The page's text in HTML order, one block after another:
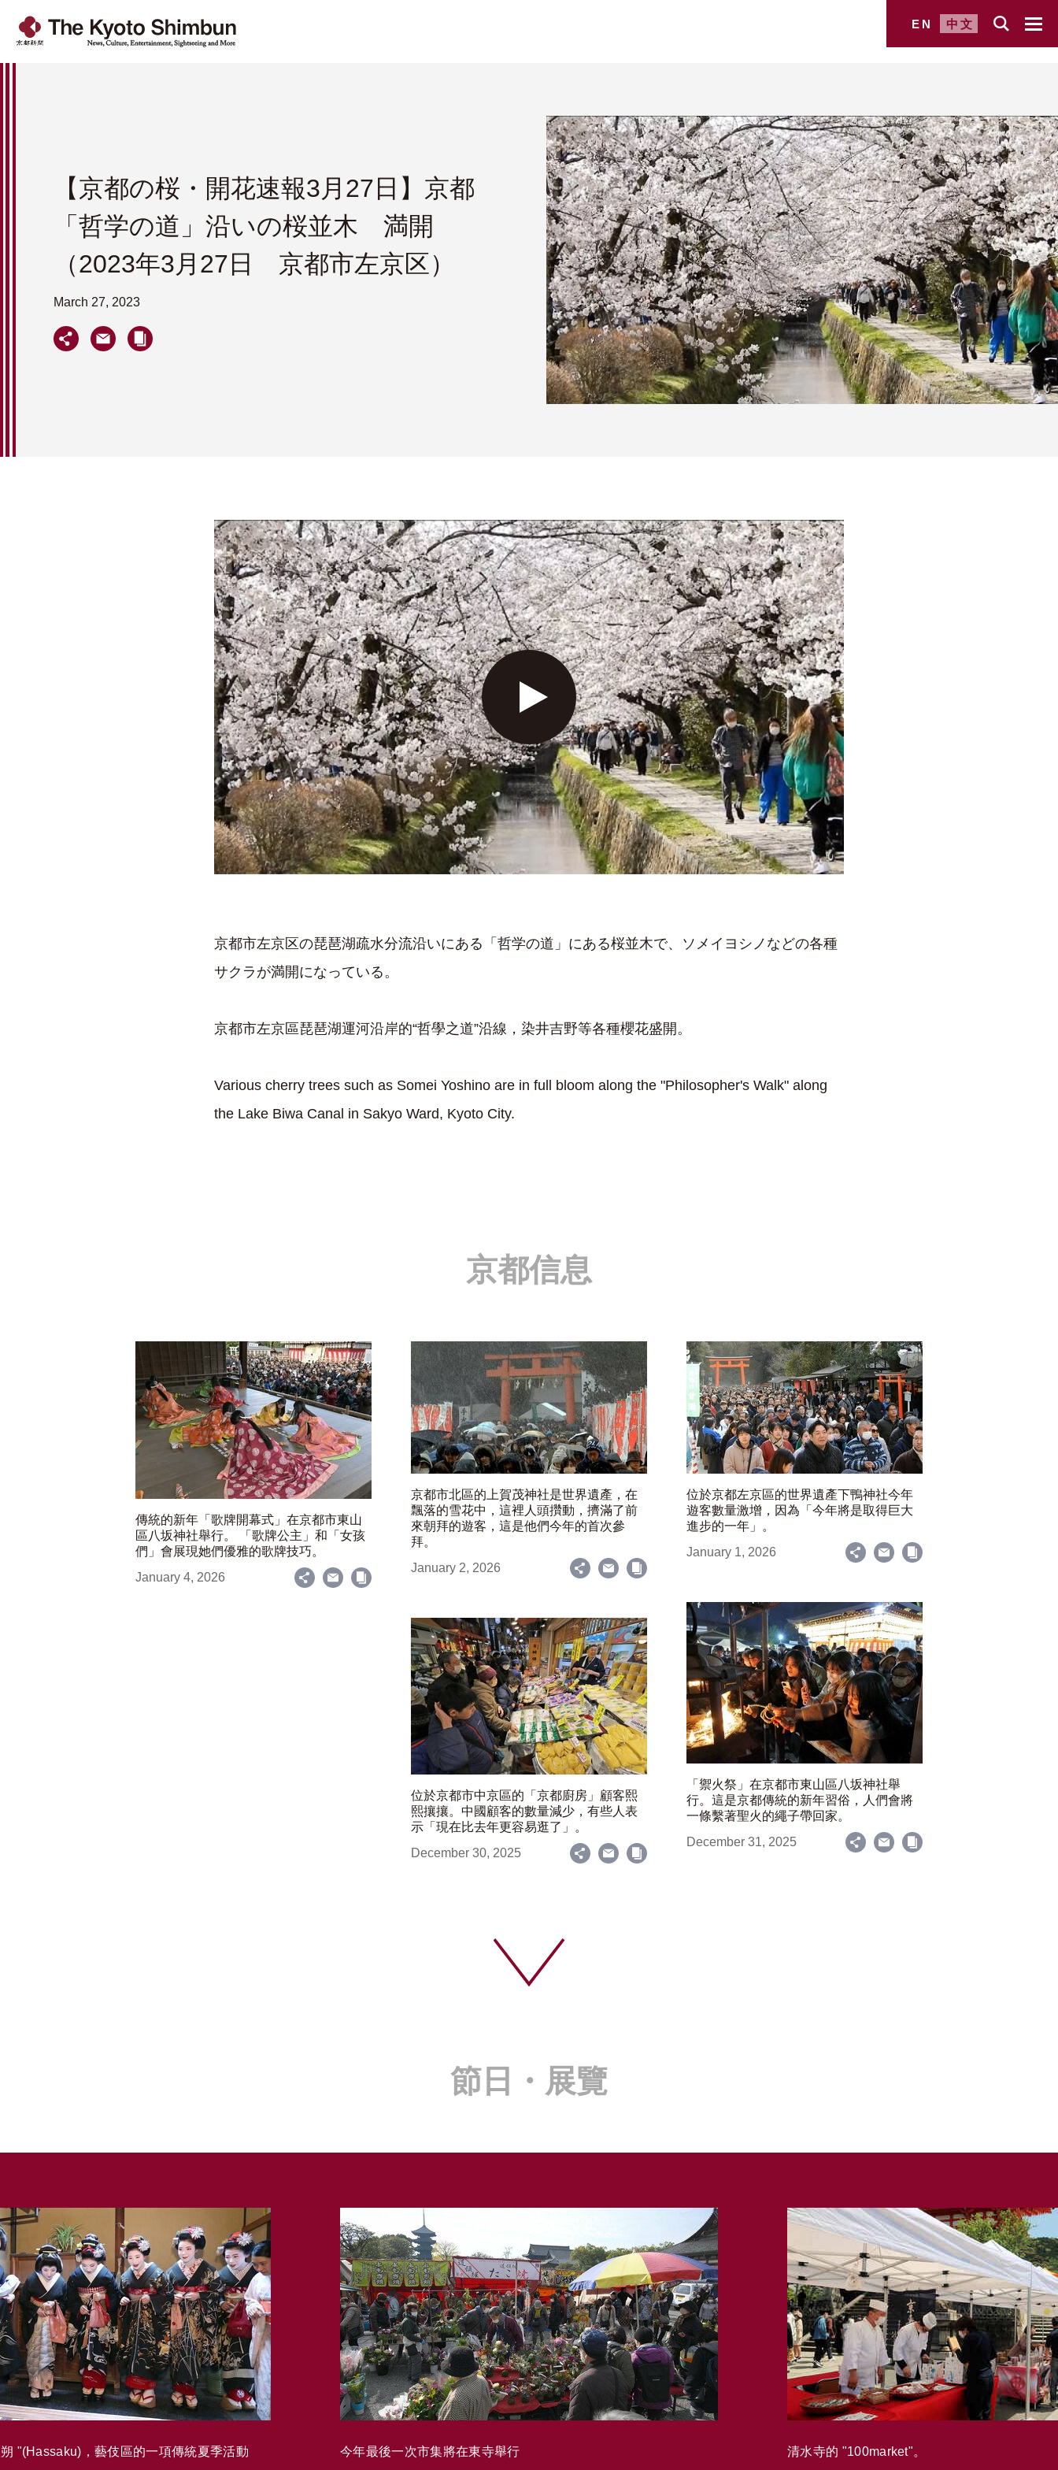
EN 中文
【京都の桜・開花速報3月27日】京都
「哲学の道」沿いの桜並木 満開
（2023年3月27日 京都市左京区）
March 27, 2023
京都市左京区の琵琶湖疏水分流沿いにある「哲学の道」にある桜並木で、ソメイヨシノなどの各種
サクラが満開になっている。
京都市左京區琵琶湖運河沿岸的“哲學之道”沿線，染井吉野等各種櫻花盛開。
Various cherry trees such as Somei Yoshino are in full bloom along the "Philosopher's Walk" along
the Lake Biwa Canal in Sakyo Ward, Kyoto City.
京都信息
傳統的新年「歌牌開幕式」在京都市東山
區八坂神社舉行。 「歌牌公主」和「女孩
們」會展現她們優雅的歌牌技巧。
January 4, 2026
京都市北區的上賀茂神社是世界遺產，在
飄落的雪花中，這裡人頭攢動，擠滿了前
來朝拜的遊客，這是他們今年的首次參
拜。
January 2, 2026
位於京都左京區的世界遺產下鴨神社今年
遊客數量激增，因為「今年將是取得巨大
進步的一年」。
January 1, 2026
「禦火祭」在京都市東山區八坂神社舉
行。這是京都傳統的新年習俗，人們會將
一條繫著聖火的繩子帶回家。
December 31, 2025
位於京都市中京區的「京都廚房」顧客熙
熙攘攘。中國顧客的數量減少，有些人表
示「現在比去年更容易逛了」。
December 30, 2025
節日・展覽
"(Hassaku)，藝伎區的一項傳統夏季活動 今年最後一次市集將在東寺舉行 清水寺的 "100market"。